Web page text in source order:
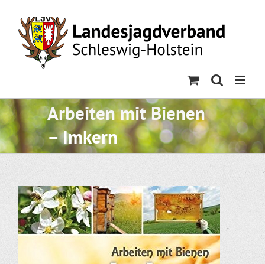
content
Arbeiten mit Bienen
– Imkern